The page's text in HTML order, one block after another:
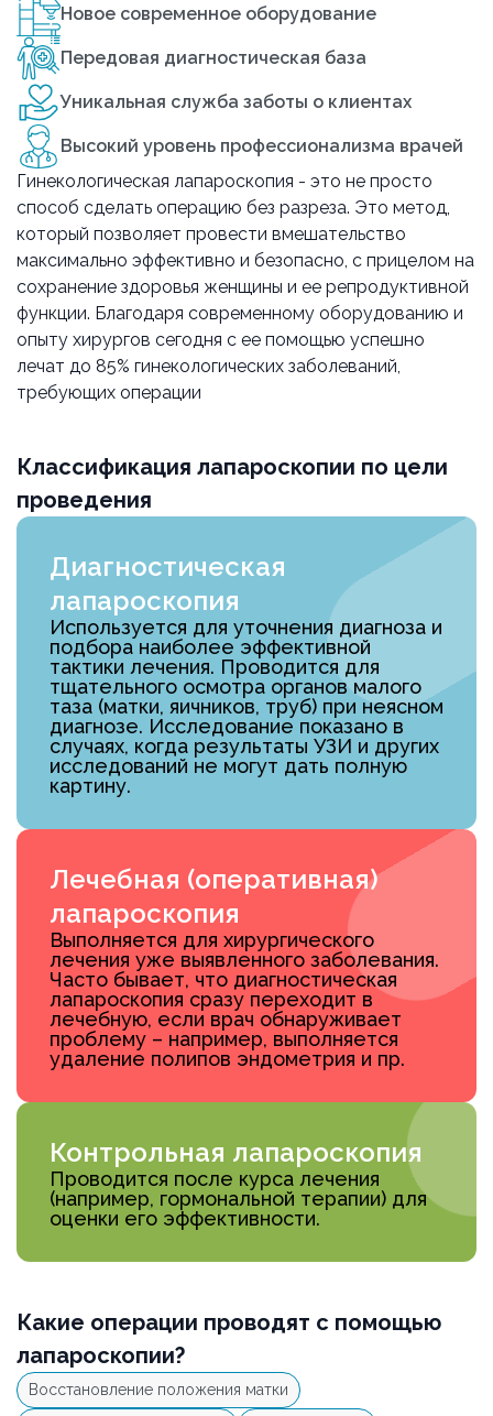
Новое современное оборудование
Передовая диагностическая база
Уникальная служба заботы о клиентах
Высокий уровень профессионализма врачей
Гинекологическая лапароскопия - это не просто
способ сделать операцию без разреза. Это метод,
который позволяет провести вмешательство
максимально эффективно и безопасно, с прицелом на
сохранение здоровья женщины и ее репродуктивной
функции. Благодаря современному оборудованию и
опыту хирургов сегодня с ее помощью успешно
лечат до 85% гинекологических заболеваний,
требующих операции
Классификация лапароскопии по цели
проведения
Диагностическая
лапароскопия
Используется для уточнения диагноза и
подбора наиболее эффективной
тактики лечения. Проводится для
тщательного осмотра органов малого
таза (матки, яичников, труб) при неясном
диагнозе. Исследование показано в
случаях, когда результаты УЗИ и других
исследований не могут дать полную
картину.
Лечебная (оперативная)
лапароскопия
Выполняется для хирургического
лечения уже выявленного заболевания.
Часто бывает, что диагностическая
лапароскопия сразу переходит в
лечебную, если врач обнаруживает
проблему – например, выполняется
удаление полипов эндометрия и пр.
Контрольная лапароскопия
Проводится после курса лечения
(например, гормональной терапии) для
оценки его эффективности.
Какие операции проводят с помощью
лапароскопии?
Восстановление положения матки